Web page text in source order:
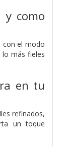
como
con el modo
lo más fieles
en tu
refinados,
un toque